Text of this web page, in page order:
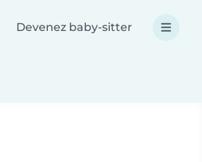
Devenez baby-sitter